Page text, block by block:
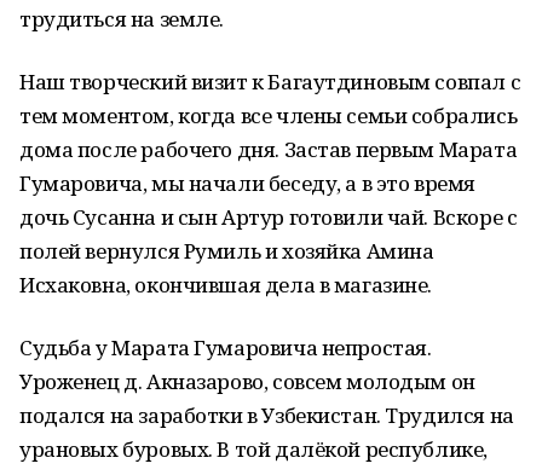
трудиться на земле.
Наш творческий визит к Багаутдиновым совпал с
тем моментом, когда все члены семьи собрались
дома после рабочего дня. Застав первым Марата
Гумаровича, мы начали беседу, а в это время
дочь Сусанна и сын Артур готовили чай. Вскоре с
полей вернулся Румиль и хозяйка Амина
Исхаковна, окончившая дела в магазине.
Судьба у Марата Гумаровича непростая.
Уроженец д. Акназарово, совсем молодым он
подался на заработки в Узбекистан. Трудился на
урановых буровых. В той далёкой республике,